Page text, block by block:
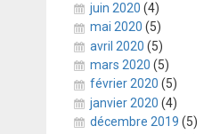
juin 2020 (4)
mai 2020 (5)
avril 2020 (5)
mars 2020 (5)
février 2020 (5)
janvier 2020 (4)
décembre 2019 (5)